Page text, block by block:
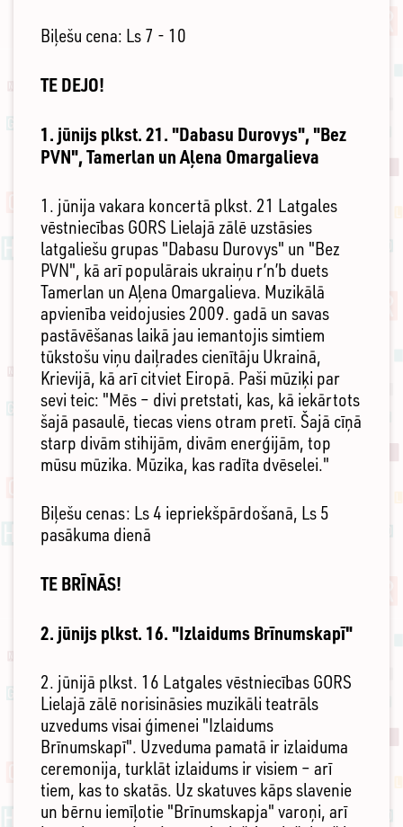
Biļešu cena: Ls 7 - 10
TE DEJO!
1. jūnijs plkst. 21. "Dabasu Durovys", "Bez
PVN",Tamerlan un Aļena Omargalieva
1. jūnija vakara koncertā plkst. 21 Latgales
vēstniecības GORS Lielajā zālē uzstāsies
latgaliešu grupas "Dabasu Durovys" un "Bez
PVN", kā arī populārais ukraiņu r’n’b duets
Tamerlan un Aļena Omargalieva. Muzikālā
apvienība veidojusies 2009. gadā un savas
pastāvēšanas laikā jau iemantojis simtiem
tūkstošu viņu daiļrades cienītāju Ukrainā,
Krievijā, kā arī citviet Eiropā. Paši mūziķi par
sevi teic: "Mēs – divi pretstati, kas, kā iekārtots
šajā pasaulē, tiecas viens otram pretī. Šajā cīņā
starp divām stihijām, divām enerģijām, top
mūsu mūzika. Mūzika, kas radīta dvēselei."
Biļešu cenas: Ls 4 iepriekšpārdošanā, Ls 5
pasākuma dienā
TE BRĪNĀS!
2. jūnijs plkst. 16. "Izlaidums Brīnumskapī"
2. jūnijā plkst. 16 Latgales vēstniecības GORS
Lielajā zālē norisināsies muzikāli teatrāls
uzvedums visai ģimenei "Izlaidums
Brīnumskapī". Uzveduma pamatā ir izlaiduma
ceremonija, turklāt izlaidums ir visiem – arī
tiem, kas to skatās. Uz skatuves kāps slavenie
un bērnu iemīļotie "Brīnumskapja" varoņi, arī